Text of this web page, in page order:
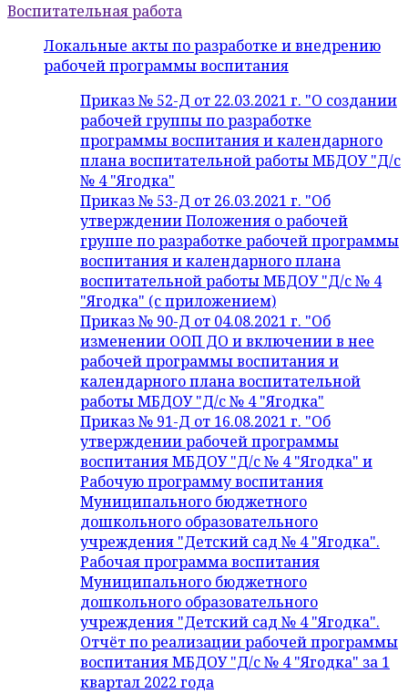
Воспитательная работа
Локальные акты по разработке и внедрению
рабочей программы воспитания
Приказ № 52-Д от 22.03.2021 г. "О создании
рабочей группы по разработке
программы воспитания и календарного
плана воспитательной работы МБДОУ "Д/с
№ 4 "Ягодка"
Приказ № 53-Д от 26.03.2021 г. "Об
утверждении Положения о рабочей
группе по разработке рабочей программы
воспитания и календарного плана
воспитательной работы МБДОУ "Д/с № 4
"Ягодка" (с приложением)
Приказ № 90-Д от 04.08.2021 г. "Об
изменении ООП ДО и включении в нее
рабочей программы воспитания и
календарного плана воспитательной
работы МБДОУ "Д/с № 4 "Ягодка"
Приказ № 91-Д от 16.08.2021 г. "Об
утверждении рабочей программы
воспитания МБДОУ "Д/с № 4 "Ягодка" и
Рабочую программу воспитания
Муниципального бюджетного
дошкольного образовательного
учреждения "Детский сад № 4 "Ягодка".
Рабочая программа воспитания
Муниципального бюджетного
дошкольного образовательного
учреждения "Детский сад № 4 "Ягодка".
Отчёт по реализации рабочей программы
воспитания МБДОУ "Д/с № 4 "Ягодка" за 1
квартал 2022 года